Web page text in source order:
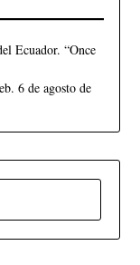
Ecuador. “Once
6 de agosto de